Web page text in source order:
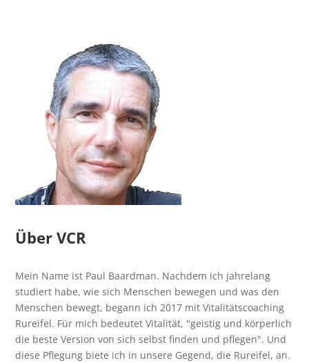
Über VCR
Mein Name ist Paul Baardman. Nachdem ich jahrelang
studiert habe, wie sich Menschen bewegen und was den
Menschen bewegt, begann ich 2017 mit Vitalitätscoaching
Rureifel. Für mich bedeutet Vitalität, "geistig und körperlich
die beste Version von sich selbst finden und pflegen". Und
diese Pflegung biete ich in unsere Gegend, die Rureifel, an.